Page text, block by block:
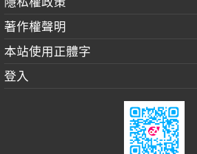
著作權聲明
本站使用正體字
登入